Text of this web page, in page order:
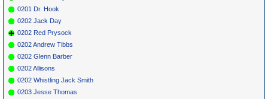
Gelb = Kurzgeschichten oder Stundensendungen in Arbeit
Blau = Beschreibungstext (beschreibender Text)
0201 Dr. Hook
0202 Jack Day
0202 Red Prysock
0202 Andrew Tibbs
0202 Glenn Barber
0202 Allisons
0202 Whistling Jack Smith
0203 Jesse Thomas